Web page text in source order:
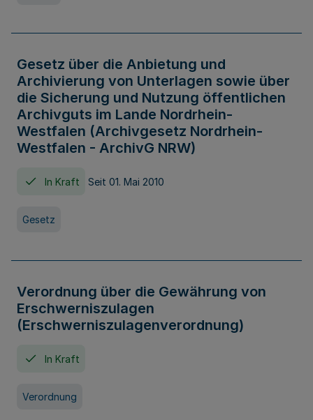
Gesetz über die Anbietung und
Archivierung von Unterlagen sowie über
die Sicherung und Nutzung öffentlichen
Archivguts im Lande Nordrhein-
Westfalen (Archivgesetz Nordrhein-
Westfalen - ArchivG NRW)
In Kraft Seit 01. Mai 2010
Gesetz
Verordnung über die Gewährung von
Erschwerniszulagen
(Erschwerniszulagenverordnung)
In Kraft
Verordnung